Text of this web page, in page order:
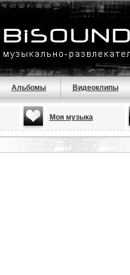
Альбомы Видеоклипы
Моя музыка